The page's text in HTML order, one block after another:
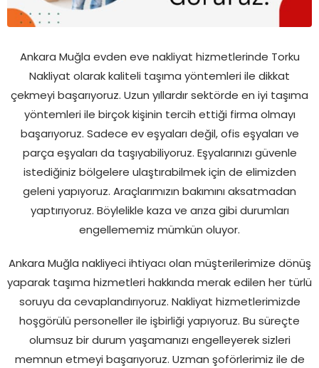
Ankara Muğla evden eve nakliyat hizmetlerinde Torku
Nakliyat olarak kaliteli taşıma yöntemleri ile dikkat
çekmeyi başarıyoruz. Uzun yıllardır sektörde en iyi taşıma
yöntemleri ile birçok kişinin tercih ettiği firma olmayı
başarıyoruz. Sadece ev eşyaları değil, ofis eşyaları ve
parça eşyaları da taşıyabiliyoruz. Eşyalarınızı güvenle
istediğiniz bölgelere ulaştırabilmek için de elimizden
geleni yapıyoruz. Araçlarımızın bakımını aksatmadan
yaptırıyoruz. Böylelikle kaza ve arıza gibi durumları
engellememiz mümkün oluyor.
Ankara Muğla nakliyeci ihtiyacı olan müşterilerimize dönüş
yaparak taşıma hizmetleri hakkında merak edilen her türlü
soruyu da cevaplandırıyoruz. Nakliyat hizmetlerimizde
hoşgörülü personeller ile işbirliği yapıyoruz. Bu süreçte
olumsuz bir durum yaşamanızı engelleyerek sizleri
memnun etmeyi başarıyoruz. Uzman şoförlerimiz ile de